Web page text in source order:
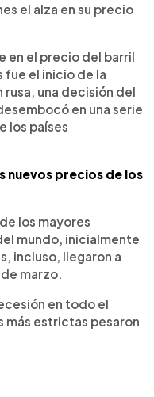
el alza en su precio
en el precio del barril
fue el inicio de la
rusa, una decisión del
en una serie
los países
nuevos precios de los
los mayores
mundo, inicialmente
incluso, llegaron a
marzo.
en todo el
más estrictas pesaron